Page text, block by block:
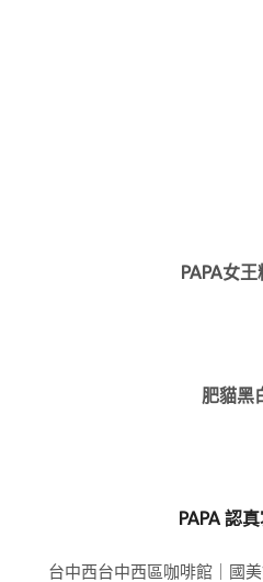
PAPA女王
肥貓黑
PAPA 認
台中西台中西區咖啡館｜國